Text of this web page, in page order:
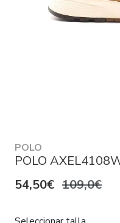
POLO
POLO
54,50€ 109,0€